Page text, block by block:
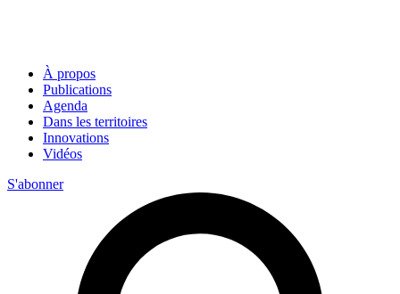
À propos
Publications
Agenda
Dans les territoires
Innovations
Vidéos
S'abonner